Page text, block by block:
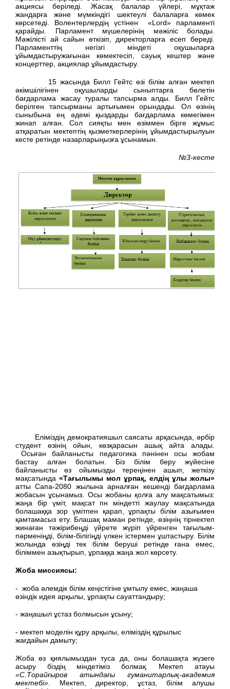
акциясы беріледі. Жасақ балалар үйлері, мұқтаж
жандарға және мүмкіндігі шектеулі балаларға көмек
көрсетеді. Волентерлердің үстінен «Lord» парламенті
қарайды. Парламент мүшелерінің мәжіліс болады.
Мәжілісті ай сайын өткізіп, директорларға есеп береді.
Парламенттің негізгі міндеті оқушыларға
ұйымдастыружағынан көмектесіп, сауық кештер және
концерттер, акциялар ұйымдастыру.
15 жасында Билл Гейтс өзі білім алған мектеп
әкімшілігінен оқушыларды сыныптарға бөлетін
бағдарлама жасау туралы тапсырма алды. Билл Гейтс
берілген тапсырманы артығымен орындады. Ол өзінің
сыныбына ең әдемі қыздарды бағдарлама көмегімен
жинап алған. Сол сияқты мен өзіммен бірге жұмыс
атқаратын мектептің қызметкерлерінің ұйымдастырылуын
кесте ретінде назарларыңызға ұсынамын.
№3-кесте
Еліміздің демократияшыл саясаты арқасында, әрбір
студент өзінің ойын, көзқарасын ашық айта алады.
Осыған байланысты педагогика пәнінен осы жобам
бастау алған болатын. Біз білім беру жүйесіне
байланысты өз ойымызды тереңінен ашып, жеткізу
мақсатында «Тағылымы мол ұрпақ, елдің ұлы жолы»
атты Сапа-2080 жылына арналған кешенді бағдарлама
жобасын ұсынамыз. Осы жобаны қолға алу мақсатымыз:
жаңа бір үміт, мақсат пн міндетті жаулау мақсатында
болашаққа зор үмітпен қарап, ұрпақты білім азығымен
қамтамасыз ету. Блашақ маман ретінде, өзіңнің тірнектеп
жинаған тәжірибеңді үйрете жүріп үйренген тағылым-
пәрменіңді, білім-білігіңді үлкен істермен ұштастыру. Білім
жолында өзіңді тек білім беруші ретінде ғана емес,
біліммен азықтырып, ұрпаққа жаңа жол көрсету.
Жоба миссиясы:
- жоба әлемдік білім кеңістігіне ұмтылу емес, жаңаша
өзіндік идея арқылы, ұрпақты сауаттандыру;
- жаңашыл ұстаз болмысын ұсыну;
- мектеп моделін құру арқылы, еліміздің құрылыс
жағдайын дамыту;
Жоба өз қиялымыздан туса да, оны болашақта жүзеге
асыру біздің міндетіміз болмақ. Мектеп атауы
«С.Торайғыров атындағы гуманитарлық-академия
мектебі» . Мектеп, директор, ұстаз, білім алушы